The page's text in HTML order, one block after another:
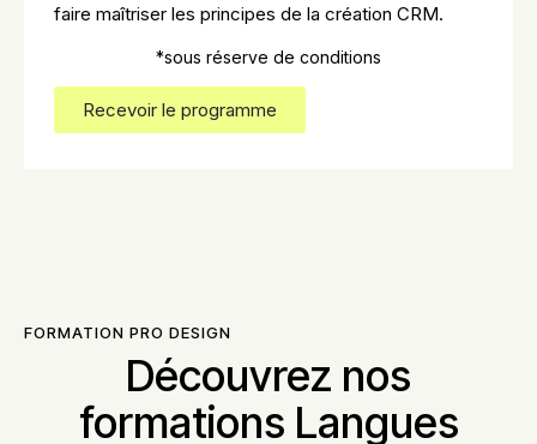
faire maîtriser les principes de la création CRM.
*sous réserve de conditions
Recevoir le programme
FORMATION PRO DESIGN
Découvrez nos
formations Langues